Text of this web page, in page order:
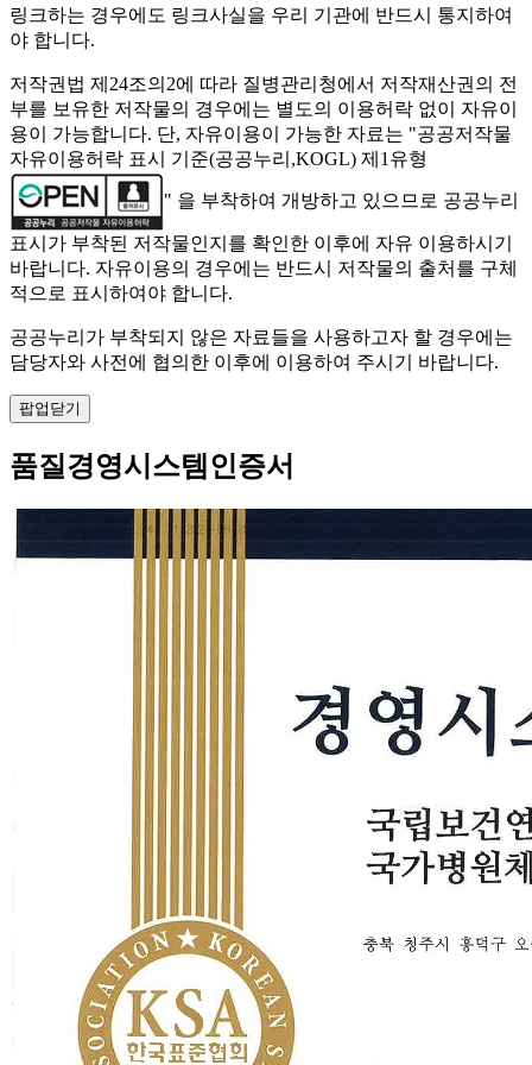
링크하는 경우에도 링크사실을 우리 기관에 반드시 통지하여
야 합니다.
저작권법 제24조의2에 따라 질병관리청에서 저작재산권의 전
부를 보유한 저작물의 경우에는 별도의 이용허락 없이 자유이
용이 가능합니다. 단, 자유이용이 가능한 자료는 "공공저작물
자유이용허락 표시 기준(공공누리,KOGL) 제1유형
" 을 부착하여 개방하고 있으므로 공공누리
표시가 부착된 저작물인지를 확인한 이후에 자유 이용하시기
바랍니다. 자유이용의 경우에는 반드시 저작물의 출처를 구체
적으로 표시하여야 합니다.
공공누리가 부착되지 않은 자료들을 사용하고자 할 경우에는
담당자와 사전에 협의한 이후에 이용하여 주시기 바랍니다.
팝업닫기
품질경영시스템인증서